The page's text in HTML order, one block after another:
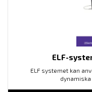
ELF-
ELF systemet kan